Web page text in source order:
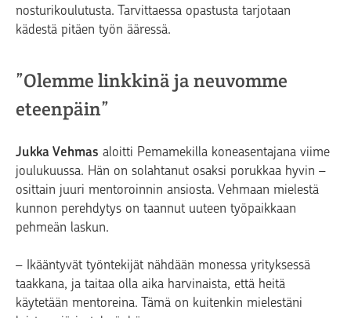
nosturikoulutusta. Tarvittaessa opastusta tarjotaan
kädestä pitäen työn ääressä.
”Olemme linkkinä ja neuvomme
eteenpäin”
Jukka Vehmas aloitti Pemamekilla koneasentajana viime
joulukuussa. Hän on solahtanut osaksi porukkaa hyvin –
osittain juuri mentoroinnin ansiosta. Vehmaan mielestä
kunnon perehdytys on taannut uuteen työpaikkaan
pehmeän laskun.
– Ikääntyvät työntekijät nähdään monessa yrityksessä
taakkana, ja taitaa olla aika harvinaista, että heitä
käytetään mentoreina. Tämä on kuitenkin mielestäni